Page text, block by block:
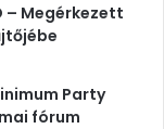
– Megérkezett
Party
fórum